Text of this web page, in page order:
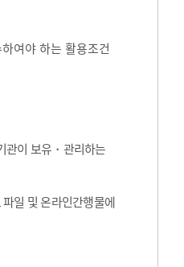
여야 하는 활용조건
관이 보유・관리하는
일 및 온라인간행물에